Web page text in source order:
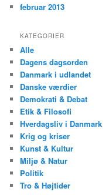
februar 2013
KATEGORIER
Alle
Dagens dagsorden
Danmark i udlandet
Danske værdier
Demokrati & Debat
Etik & Filosofi
Hverdagsliv i Danmark
Krig og kriser
Kunst & Kultur
Miljø & Natur
Politik
Tro & Højtider